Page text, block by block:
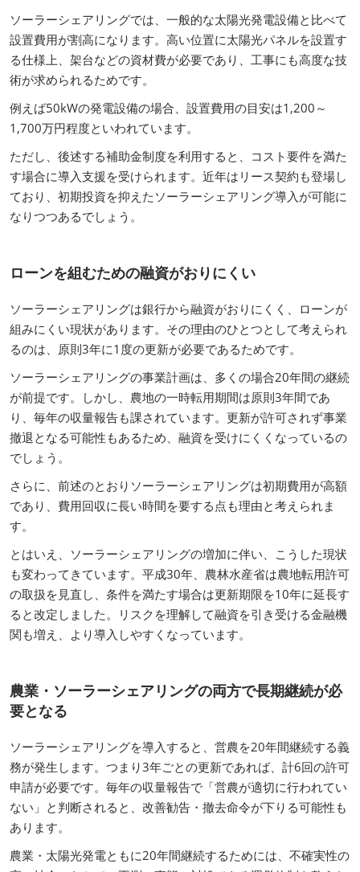
ソーラーシェアリングでは、一般的な太陽光発電設備と比べて
設置費用が割高になります。高い位置に太陽光パネルを設置す
る仕様上、架台などの資材費が必要であり、工事にも高度な技
術が求められるためです。
例えば50kWの発電設備の場合、設置費用の目安は1,200～
1,700万円程度といわれています。
ただし、後述する補助金制度を利用すると、コスト要件を満た
す場合に導入支援を受けられます。近年はリース契約も登場し
ており、初期投資を抑えたソーラーシェアリング導入が可能に
なりつつあるでしょう。
ローンを組むための融資がおりにくい
ソーラーシェアリングは銀行から融資がおりにくく、ローンが
組みにくい現状があります。その理由のひとつとして考えられ
るのは、原則3年に1度の更新が必要であるためです。
ソーラーシェアリングの事業計画は、多くの場合20年間の継続
が前提です。しかし、農地の一時転用期間は原則3年間であ
り、毎年の収量報告も課されています。更新が許可されず事業
撤退となる可能性もあるため、融資を受けにくくなっているの
でしょう。
さらに、前述のとおりソーラーシェアリングは初期費用が高額
であり、費用回収に長い時間を要する点も理由と考えられま
す。
とはいえ、ソーラーシェアリングの増加に伴い、こうした現状
も変わってきています。平成30年、農林水産省は農地転用許可
の取扱を見直し、条件を満たす場合は更新期限を10年に延長す
ると改定しました。リスクを理解して融資を引き受ける金融機
関も増え、より導入しやすくなっています。
農業・ソーラーシェアリングの両方で長期継続が必
要となる
ソーラーシェアリングを導入すると、営農を20年間継続する義
務が発生します。つまり3年ごとの更新であれば、計6回の許可
申請が必要です。毎年の収量報告で「営農が適切に行われてい
ない」と判断されると、改善勧告・撤去命令が下りる可能性も
あります。
農業・太陽光発電ともに20年間継続するためには、不確実性の